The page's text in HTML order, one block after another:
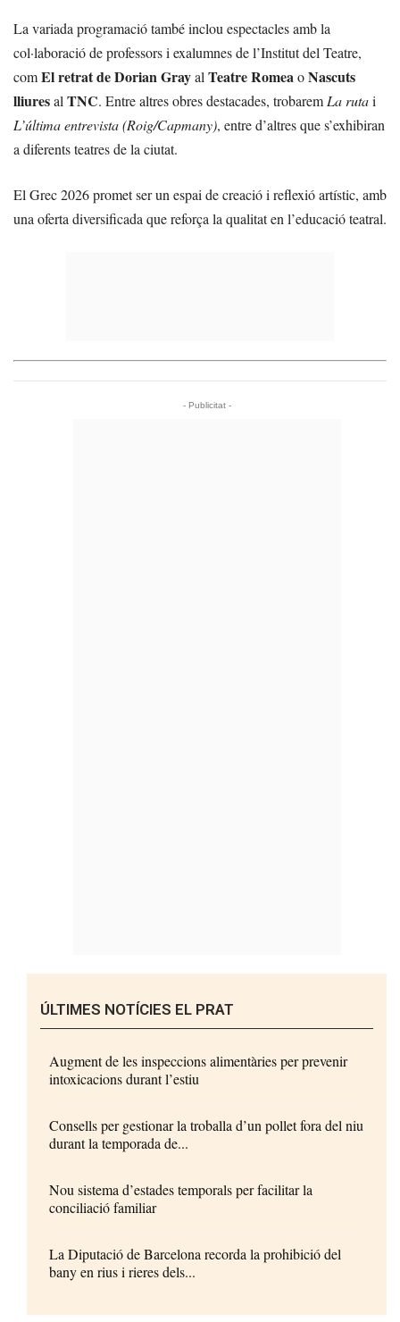
La variada programació també inclou espectacles amb la
col·laboració de professors i exalumnes de l’Institut del Teatre,
comEl retrat de Dorian Grayal Teatre RomeaoNascuts
lliuresal TNC. Entre altres obres destacades, trobarem La rutai
L’última entrevista (Roig/Capmany), entre d’altres que s’exhibiran
a diferents teatres de la ciutat.
El Grec 2026 promet ser un espai de creació i reflexió artístic, amb
una oferta diversificada que reforça la qualitat en l’educació teatral.
- Publicitat -
ÚLTIMES NOTÍCIES EL PRAT
Augment de les inspeccions alimentàries per prevenir
intoxicacions durant l’estiu
Consells per gestionar la troballa d’un pollet fora del niu
durant la temporada de...
Nou sistema d’estades temporals per facilitar la
conciliació familiar
La Diputació de Barcelona recorda la prohibició del
bany en rius i rieres dels...